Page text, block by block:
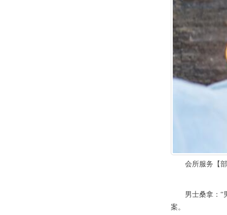
会所服务【部
男士桑拿：“男
案。